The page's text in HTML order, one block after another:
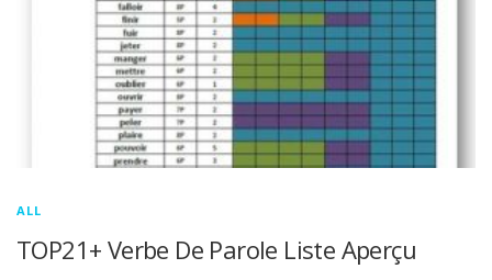
ALL
TOP21+ Verbe De Parole Liste Aperçu